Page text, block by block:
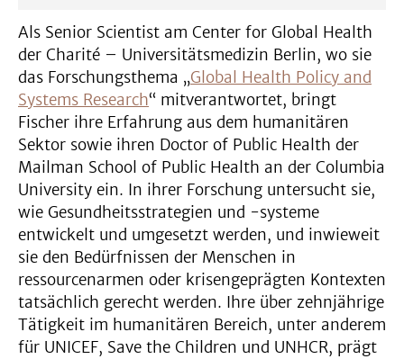
Als Senior Scientist am Center for Global Health
der Charité – Universitätsmedizin Berlin, wo sie
das Forschungsthema „Global Health Policy and
Systems Research“ mitverantwortet, bringt
Fischer ihre Erfahrung aus dem humanitären
Sektor sowie ihren Doctor of Public Health der
Mailman School of Public Health an der Columbia
University ein. In ihrer Forschung untersucht sie,
wie Gesundheitsstrategien und -systeme
entwickelt und umgesetzt werden, und inwieweit
sie den Bedürfnissen der Menschen in
ressourcenarmen oder krisengeprägten Kontexten
tatsächlich gerecht werden. Ihre über zehnjährige
Tätigkeit im humanitären Bereich, unter anderem
für UNICEF, Save the Children und UNHCR, prägt